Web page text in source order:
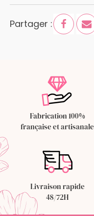
Partager :
Fabrication 100%
française et artisanale
Livraison rapide
48/72H